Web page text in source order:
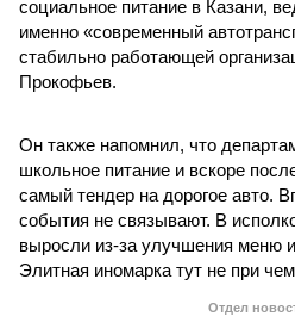
социальное питание в Казани,
именно «современный
стабильно работающей
Прокофьев.
Он также напомнил, что
школьное питание и вскоре
самый тендер на дорогое авто.
события не связывают. В
выросли из-за улучшения меню
Элитная иномарка тут не при
Отдел